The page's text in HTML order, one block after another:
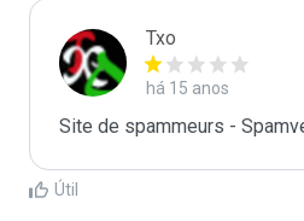
Txo
há 15 anos
Site de spammeurs -
Útil